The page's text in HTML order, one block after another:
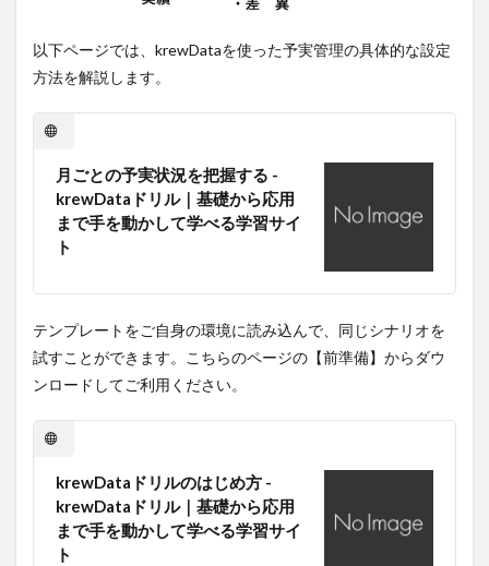
以下ページでは、krewDataを使った予実管理の具体的な設定
方法を解説します。
月ごとの予実状況を把握する -
krewDataドリル｜基礎から応用
まで手を動かして学べる学習サイ
ト
テンプレートをご自身の環境に読み込んで、同じシナリオを
試すことができます。こちらのページの【前準備】からダウ
ンロードしてご利用ください。
krewDataドリルのはじめ方 -
krewDataドリル｜基礎から応用
まで手を動かして学べる学習サイ
ト